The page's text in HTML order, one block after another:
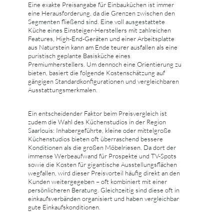
Eine exakte Preisangabe für Einbauküchen ist immer
eine Herausforderung, da die Grenzen zwischen den
Segmenten fließend sind. Eine voll ausgestattete
Küche eines Einsteiger-Herstellers mit zahlreichen
Features, High-End-Geräten und einer Arbeitsplatte
aus Naturstein kann am Ende teurer ausfallen als eine
puristisch geplante Basisküche eines
Premiumherstellers. Um dennoch eine Orientierung zu
bieten, basiert die folgende Kostenschätzung auf
gängigen Standardkonfigurationen und vergleichbaren
Ausstattungsmerkmalen.
Ein entscheidender Faktor beim Preisvergleich ist
zudem die Wahl des Küchenstudios in der Region
Saarlouis: Inhabergeführte, kleine oder mittelgroße
Küchenstudios bieten oft überraschend bessere
Konditionen als die großen Möbelriesen. Da dort der
immense Werbeaufwand für Prospekte und TV-Spots
sowie die Kosten für gigantische Ausstellungsflächen
wegfallen, wird dieser Preisvorteil häufig direkt an den
Kunden weitergegeben – oft kombiniert mit einer
persönlicheren Beratung. Gleichzeitig sind diese oft in
einkaufsverbänden organisiert und haben vergleichbar
gute Einkaufskonditionen.